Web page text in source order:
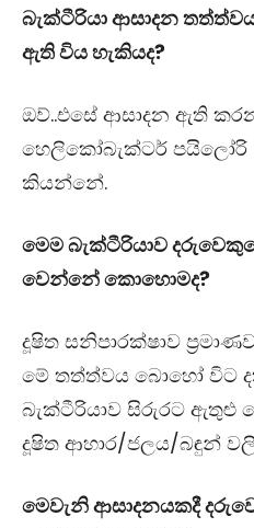
බැක්ටීරියා ආසාදන
ඇති විය හැකියද?
ඔව්..එසේ ආසාදන ඇති
හෙලිකෝබැක්ටර් පයිලෝරි
කියන්නේ.
මෙම බැක්ටීරියාව
වෙන්නේ කොහොමද?
දූෂිත සනිපාරක්ෂාව
මේ තත්ත්වය බොහෝ විට
බැක්ටීරියාව සිරුරට ඇතුළු
දූෂිත ආහාර/ජලය/බඳුන්
මෙවැනි ආසාදනයකදී